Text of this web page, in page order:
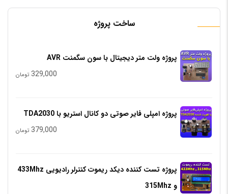
ساخت پروژه
پروژه ولت متر دیجیتال با سون سگمنت AVR
329,000 تومان
پروژه امپلی فایر صوتی دو کانال استریو با TDA2030
379,000 تومان
پروژه تست کننده دیکد ریموت کنترلر رادیویی 433Mhz
و 315Mhz